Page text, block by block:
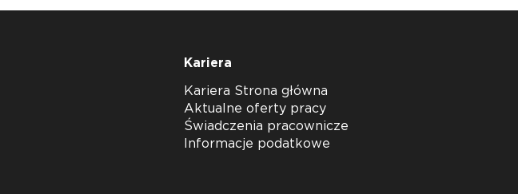
Kariera
Kariera Strona główna
Aktualne oferty pracy
Świadczenia pracownicze
Informacje podatkowe